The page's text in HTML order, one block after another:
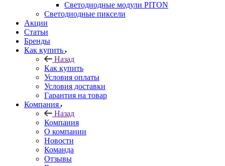
Светодиодные модули PITON
Светодиодные пиксели
Акции
Статьи
Бренды
Как купить
Назад
Как купить
Условия оплаты
Условия доставки
Гарантия на товар
Компания
Назад
Компания
О компании
Новости
Команда
Отзывы